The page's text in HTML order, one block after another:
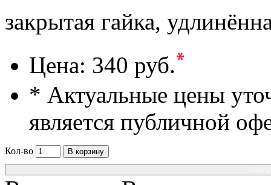
закрытая гайка,
Цена: 340 руб.*
* Актуальные цены
является публичной
Кол-во
В корзину